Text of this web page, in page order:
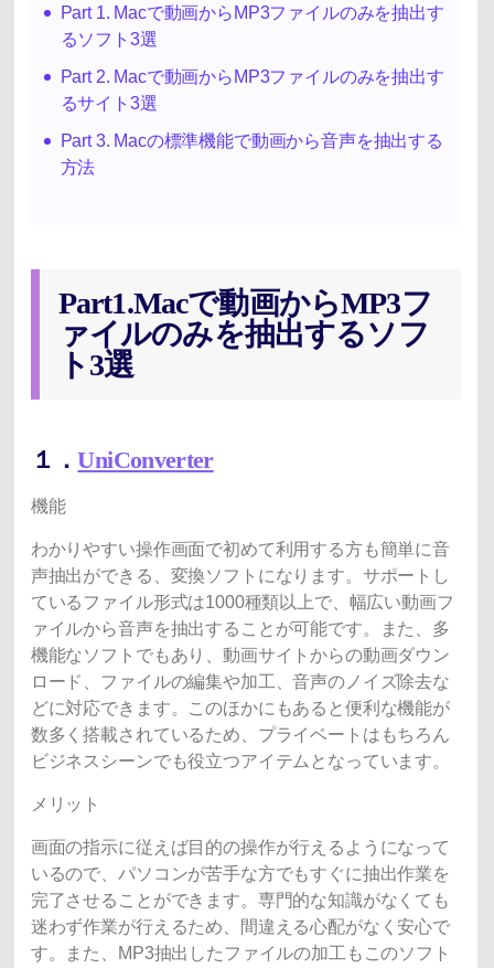
Part 1. Macで動画からMP3ファイルのみを抽出す
るソフト3選
Part 2. Macで動画からMP3ファイルのみを抽出す
るサイト3選
Part 3. Macの標準機能で動画から音声を抽出する
方法
Part1.Macで動画からMP3フ
ァイルのみを抽出するソフ
ト3選
１．UniConverter
機能
わかりやすい操作画面で初めて利用する方も簡単に音
声抽出ができる、変換ソフトになります。サポートし
ているファイル形式は1000種類以上で、幅広い動画フ
ァイルから音声を抽出することが可能です。また、多
機能なソフトでもあり、動画サイトからの動画ダウン
ロード、ファイルの編集や加工、音声のノイズ除去な
どに対応できます。このほかにもあると便利な機能が
数多く搭載されているため、プライベートはもちろん
ビジネスシーンでも役立つアイテムとなっています。
メリット
画面の指示に従えば目的の操作が行えるようになって
いるので、パソコンが苦手な方でもすぐに抽出作業を
完了させることができます。専門的な知識がなくても
迷わず作業が行えるため、間違える心配がなく安心で
す。また、MP3抽出したファイルの加工もこのソフト